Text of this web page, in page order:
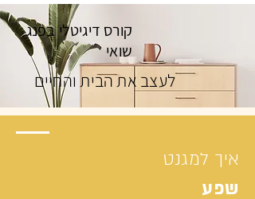
קורס דיגיטלי בפנג
שואי
לעצב את הבית והחיים
איך למגנט
שפע